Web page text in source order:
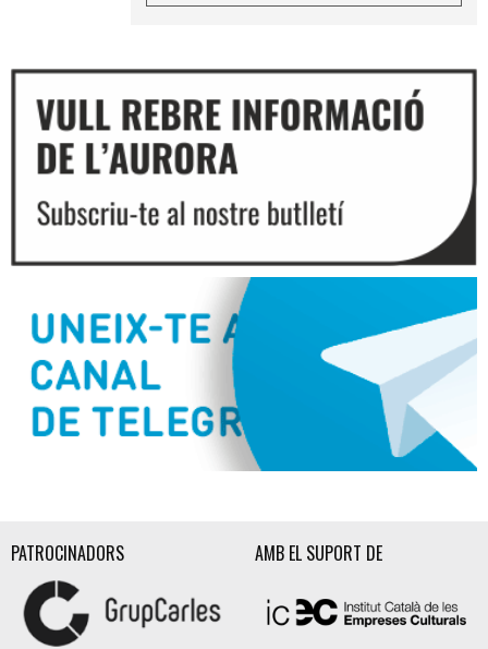
PATROCINADORS AMB EL SUPORT DE